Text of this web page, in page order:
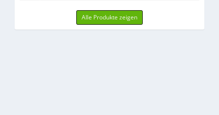
Alle Produkte zeigen